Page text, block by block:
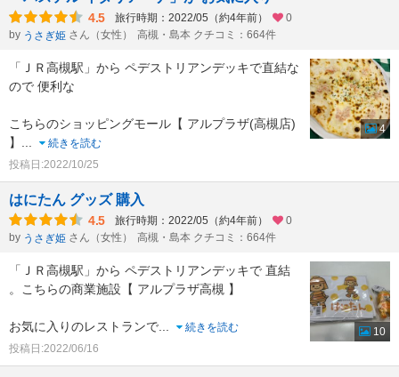
4.5 旅行時期：2022/05（約4年前）
0
by うさぎ姫 さん（女性） 高槻・島本 クチコミ：664件
「ＪＲ高槻駅」から ペデストリアンデッキで直結な
ので 便利な
こちらのショッピングモール【 アルプラザ(高槻店)
】 ...
続きを読む
投稿日:2022/10/25
4
はにたん グッズ 購入
4.5 旅行時期：2022/05（約4年前）
0
by うさぎ姫 さん（女性） 高槻・島本 クチコミ：664件
「ＪＲ高槻駅」から ペデストリアンデッキで 直結
。こちらの商業施設【 アルプラザ高槻 】
お気に入りのレストランで...
続きを読む
投稿日:2022/06/16
10